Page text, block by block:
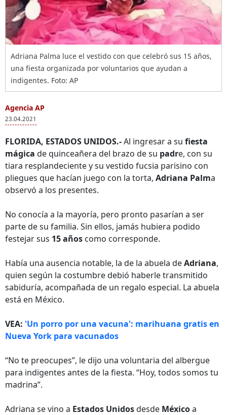
Adriana Palma luce el vestido con que celebró sus 15 años,
una fiesta organizada por voluntarios que ayudan a
indigentes. Foto: AP
Agencia AP
23.04.2021
FLORIDA, ESTADOS UNIDOS.-Al ingresar a su fiesta
mágica de quinceañera del brazo de su padre, con su
tiara resplandeciente y su vestido fucsia parisino con
pliegues que hacían juego con la torta, Adriana Palma
observó a los presentes.
No conocía a la mayoría, pero pronto pasarían a ser
parte de su familia. Sin ellos, jamás hubiera podido
festejar sus 15 años como corresponde.
Había una ausencia notable, la de la abuela deAdriana,
quien según la costumbre debió haberle transmitido
sabiduría, acompañada de un regalo especial. La abuela
está en México.
VEA: 'Un porro por una vacuna': marihuana gratis en
Nueva York para vacunados
“No te preocupes”, le dijo una voluntaria del albergue
para indigentes antes de la fiesta. “Hoy, todos somos tu
madrina”.
Adriana se vino a Estados Unidosdesde Méxicoa